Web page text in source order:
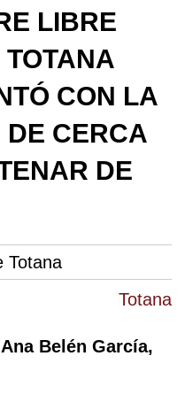
Totana
LIBRE
TOTANA
CON LA
DE CERCA
DE
Totana
Belén García,